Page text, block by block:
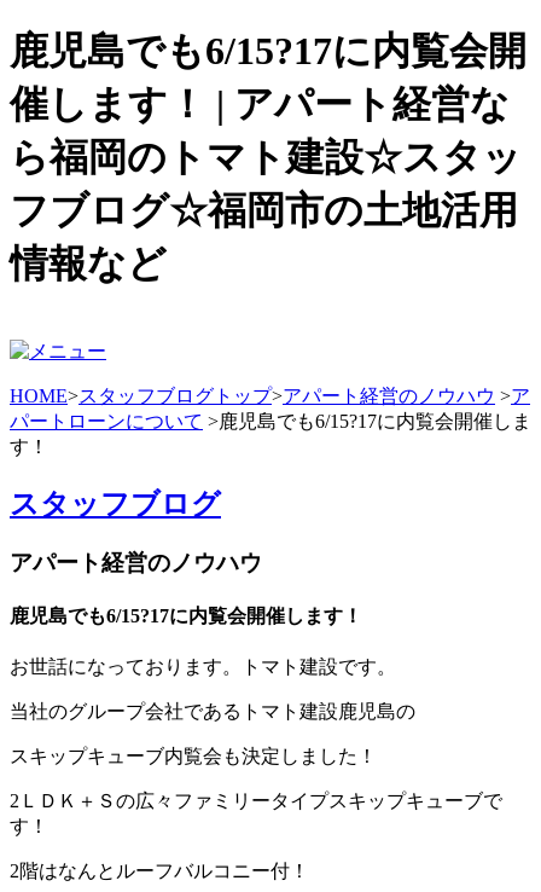
鹿児島でも6/15?17に内覧会開
催します！ | アパート経営な
ら福岡のトマト建設☆スタッ
フブログ☆福岡市の土地活用
情報など
HOME>スタッフブログトップ>アパート経営のノウハウ >ア
パートローンについて >鹿児島でも6/15?17に内覧会開催しま
す！
スタッフブログ
アパート経営のノウハウ
鹿児島でも6/15?17に内覧会開催します！
お世話になっております。トマト建設です。
当社のグループ会社であるトマト建設鹿児島の
スキップキューブ内覧会も決定しました！
2ＬＤＫ＋Ｓの広々ファミリータイプスキップキューブで
す！
2階はなんとルーフバルコニー付！